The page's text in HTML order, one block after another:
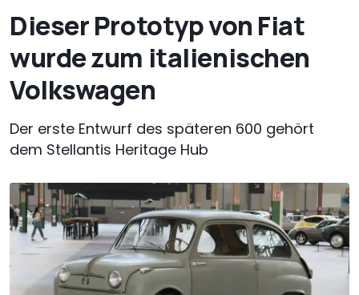
Dieser Prototyp von Fiat
wurde zum italienischen
Volkswagen
Der erste Entwurf des späteren 600 gehört
dem Stellantis Heritage Hub